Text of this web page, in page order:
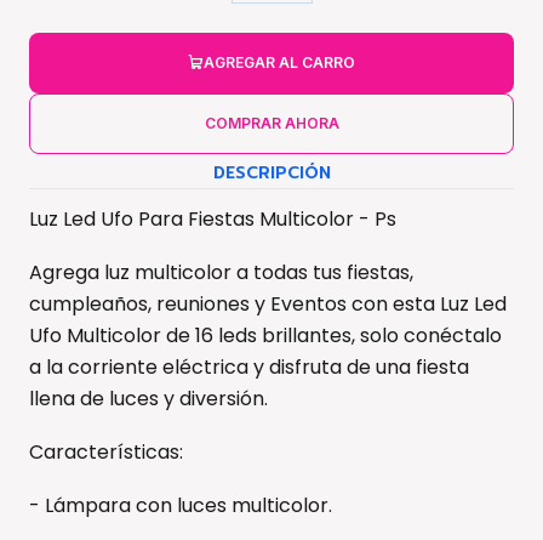
AGREGAR AL CARRO
COMPRAR AHORA
DESCRIPCIÓN
Luz Led Ufo Para Fiestas Multicolor - Ps
Agrega luz multicolor a todas tus fiestas,
cumpleaños, reuniones y Eventos con esta Luz Led
Ufo Multicolor de 16 leds brillantes, solo conéctalo
a la corriente eléctrica y disfruta de una fiesta
llena de luces y diversión.
Características:
- Lámpara con luces multicolor.